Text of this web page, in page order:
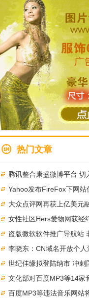
热门文章
腾讯整合康盛微博平台 切
域 Yahoo发布FireFox下网站
大众点评网再获上亿美元
亿美元
女性社区Hers爱物网获经
注资盗版微软软件推广导航站
万案件破获
李晓东：CN域名开放个
趋 世纪佳缘拟登陆纳市 冲刺
第一股
文化部对百度MP3等14家
处 百度MP3等违法音乐网站